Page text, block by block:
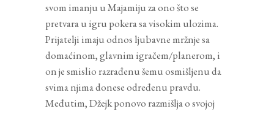
svom imanju u Majamiju za ono što se
pretvara u igru pokera sa visokim ulozima.
Prijatelji imaju odnos ljubavne mržnje sa
domaćinom, glavnim igračem/planerom, i
on je smislio razrađenu šemu osmišljenu da
svima njima donese određenu pravdu.
Međutim, Džejk ponovo razmišlja o svojoj